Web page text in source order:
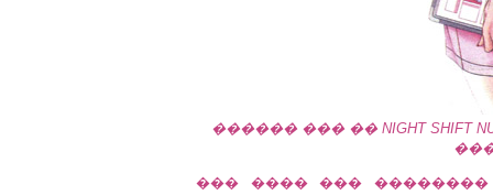
������ ��� �� NIGHT
���
��� ���� ���